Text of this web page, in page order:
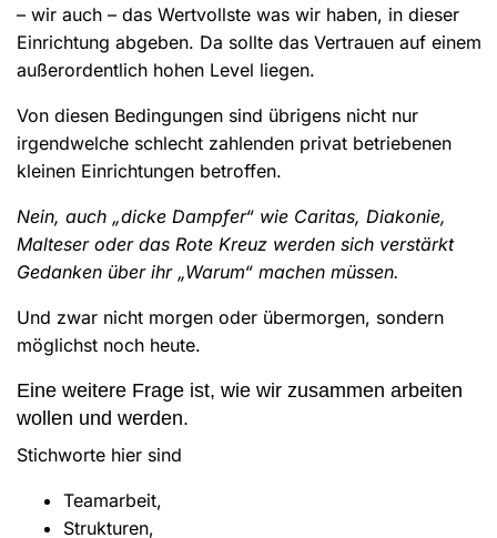
– wir auch – das Wertvollste was wir haben, in dieser
Einrichtung abgeben. Da sollte das Vertrauen auf einem
außerordentlich hohen Level liegen.
Von diesen Bedingungen sind übrigens nicht nur
irgendwelche schlecht zahlenden privat betriebenen
kleinen Einrichtungen betroffen.
Nein, auch „dicke Dampfer“ wie Caritas, Diakonie,
Malteser oder das Rote Kreuz werden sich verstärkt
Gedanken über ihr „Warum“ machen müssen.
Und zwar nicht morgen oder übermorgen, sondern
möglichst noch heute.
Eine weitere Frage ist, wie wir zusammen arbeiten
wollen und werden.
Stichworte hier sind
Teamarbeit,
Strukturen,